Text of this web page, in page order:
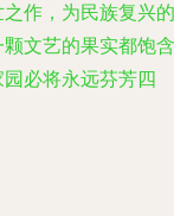
作，为民族复兴的
文艺的果实都饱含
必将永远芬芳四